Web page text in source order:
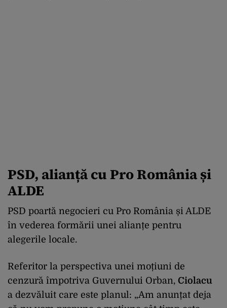
PSD, alianță cu Pro România și
ALDE
PSD poartă negocieri cu Pro România și ALDE
în vederea formării unei alianțe pentru
alegerile locale.
Referitor la perspectiva unei moțiuni de
cenzură împotriva Guvernului Orban, Ciolacu
a dezvăluit care este planul: „Am anunțat deja